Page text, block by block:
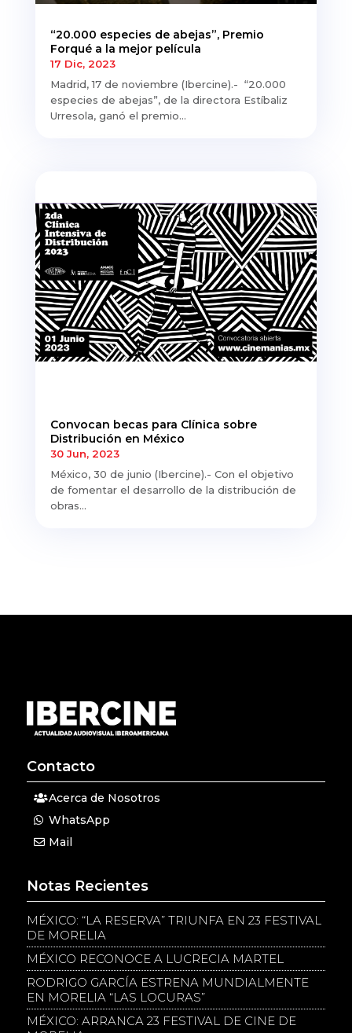
“20.000 especies de abejas”, Premio
Forqué a la mejor película
17 Dic, 2023
Madrid, 17 de noviembre (Ibercine).- “20.000
especies de abejas”, de la directora Estíbaliz
Urresola, ganó el premio...
Convocan becas para Clínica sobre
Distribución en México
30 Jun, 2023
México, 30 de junio (Ibercine).- Con el objetivo
de fomentar el desarrollo de la distribución de
obras...
Contacto
Acerca de Nosotros
WhatsApp
Mail
Notas Recientes
MÉXICO: “LA RESERVA” TRIUNFA EN 23 FESTIVAL
DE MORELIA
MÉXICO RECONOCE A LUCRECIA MARTEL
RODRIGO GARCÍA ESTRENA MUNDIALMENTE
EN MORELIA “LAS LOCURAS”
MÉXICO: ARRANCA 23 FESTIVAL DE CINE DE